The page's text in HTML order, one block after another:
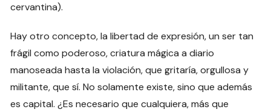
cervantina).
Hay otro concepto, la libertad de expresión, un ser tan
frágil como poderoso, criatura mágica a diario
manoseada hasta la violación, que gritaría, orgullosa y
militante, que sí. No solamente existe, sino que además
es capital. ¿Es necesario que cualquiera, más que